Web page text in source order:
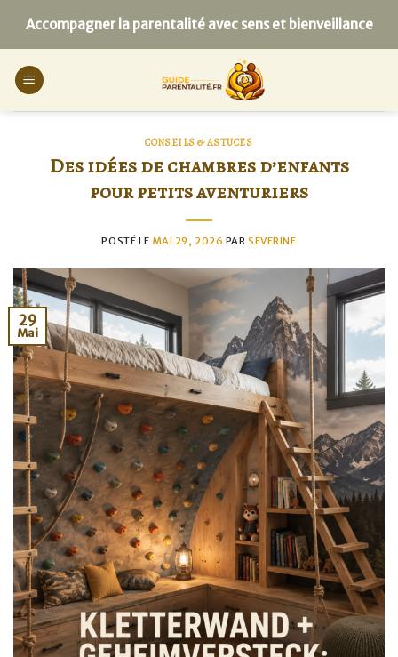
content
Accompagner la parentalité avec sens et bienveillance
CONSEILS & ASTUCES
Des idées de chambres d’enfants
pour petits aventuriers
POSTÉ LE MAI 29, 2026 PARSÉVERINE
29
Mai